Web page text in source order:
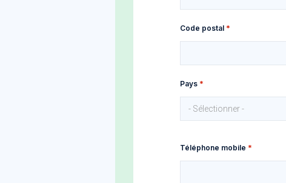
Code postal
Pays
- Sélectionner -
Téléphone mobile